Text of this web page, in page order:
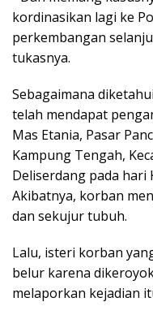
kordinasikan lagi ke
perkembangan
tukasnya.
Sebagaimana
telah mendapat
Mas Etania, Pasar
Kampung Tengah,
Deliserdang pada hari
Akibatnya, korban
dan sekujur tubuh.
Lalu, isteri korban
belur karena
melaporkan kejadian